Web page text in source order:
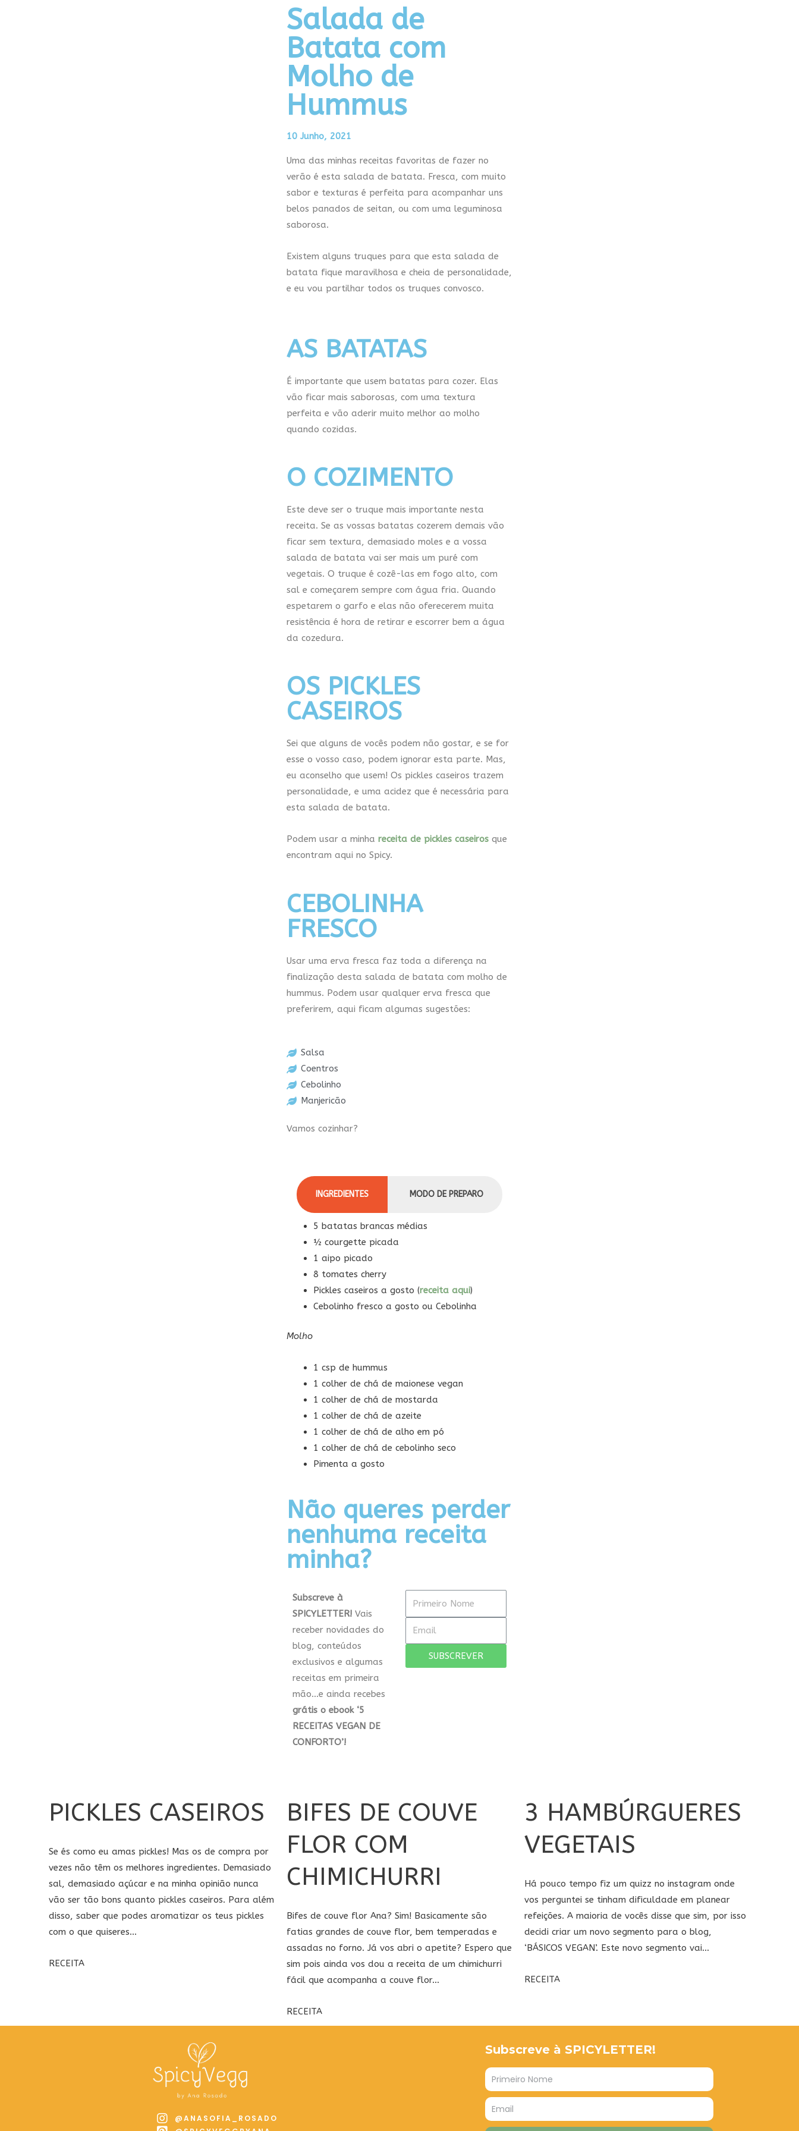
Salada de
Batata com
Molho de
Hummus
10 Junho, 2021
Uma das minhas receitas favoritas de fazer no
verão é esta salada de batata. Fresca, com muito
sabor e texturas é perfeita para acompanhar uns
belos panados de seitan, ou com uma leguminosa
saborosa.
Existem alguns truques para que esta salada de
batata fique maravilhosa e cheia de personalidade,
e eu vou partilhar todos os truques convosco.
AS BATATAS
É importante que usem batatas para cozer. Elas
vão ficar mais saborosas, com uma textura
perfeita e vão aderir muito melhor ao molho
quando cozidas.
O COZIMENTO
Este deve ser o truque mais importante nesta
receita. Se as vossas batatas cozerem demais vão
ficar sem textura, demasiado moles e a vossa
salada de batata vai ser mais um puré com
vegetais. O truque é cozê-las em fogo alto, com
sal e começarem sempre com água fria. Quando
espetarem o garfo e elas não oferecerem muita
resistência é hora de retirar e escorrer bem a água
da cozedura.
OS PICKLES
CASEIROS
Sei que alguns de vocês podem não gostar, e se for
esse o vosso caso, podem ignorar esta parte. Mas,
eu aconselho que usem! Os pickles caseiros trazem
personalidade, e uma acidez que é necessária para
esta salada de batata.
Podem usar a minha receita de pickles caseiros que
encontram aqui no Spicy.
CEBOLINHA
FRESCO
Usar uma erva fresca faz toda a diferença na
finalização desta salada de batata com molho de
hummus. Podem usar qualquer erva fresca que
preferirem, aqui ficam algumas sugestões:
Salsa
Coentros
Cebolinho
Manjericão
Vamos cozinhar?
INGREDIENTES MODO DE PREPARO
5 batatas brancas médias
½ courgette picada
1 aipo picado
8 tomates cherry
Pickles caseiros a gosto (receita aqui)
Cebolinho fresco a gosto ou Cebolinha
Molho
1 csp de hummus
1 colher de chá de maionese vegan
1 colher de chá de mostarda
1 colher de chá de azeite
1 colher de chá de alho em pó
1 colher de chá de cebolinho seco
Pimenta a gosto
Não queres perder
nenhuma receita
minha?
Subscreve à
SPICYLETTER!Vais
receber novidades do
blog, conteúdos
exclusivos e algumas
receitas em primeira
mão…e ainda recebes
grátis o ebook ‘5
RECEITAS VEGAN DE
CONFORTO’!
SUBSCREVER
PICKLES CASEIROS
Se és como eu amas pickles! Mas os de compra por
vezes não têm os melhores ingredientes. Demasiado
sal, demasiado açúcar e na minha opinião nunca
vão ser tão bons quanto pickles caseiros. Para além
disso, saber que podes aromatizar os teus pickles
com o que quiseres...
RECEITA
BIFES DE COUVE
FLOR COM
CHIMICHURRI
Bifes de couve flor Ana? Sim! Basicamente são
fatias grandes de couve flor, bem temperadas e
assadas no forno. Já vos abri o apetite? Espero que
sim pois ainda vos dou a receita de um chimichurri
fácil que acompanha a couve flor...
RECEITA
3 HAMBÚRGUERES
VEGETAIS
Há pouco tempo fiz um quizz no instagram onde
vos perguntei se tinham dificuldade em planear
refeições. A maioria de vocês disse que sim, por isso
decidi criar um novo segmento para o blog,
‘BÁSICOS VEGAN’. Este novo segmento vai...
RECEITA
@ANASOFIA_ROSADO
Subscreve à SPICYLETTER!